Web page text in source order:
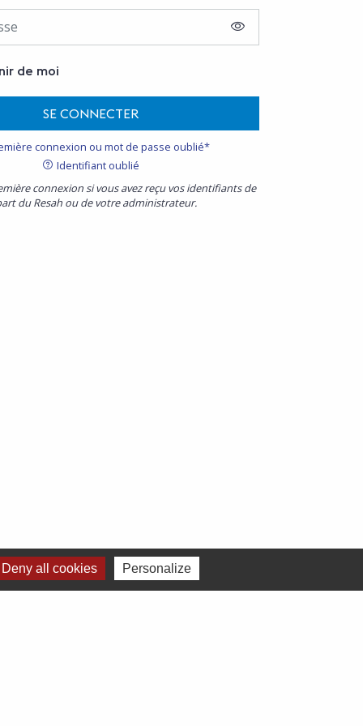
AFFICHER LE MOT
de moi
SE CONNECTER
connexion ou mot de passe oublié*
Identifiant oublié
connexion si vous avez reçu vos identifiants de
du Resah ou de votre administrateur.
Deny all cookies Personalize